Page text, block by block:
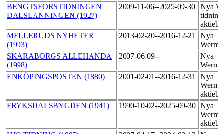
BENGTSFORSTIDNINGEN
DALSLÄNNINGEN (1927)
2009-11-06--2025-09-30
Nya
MELLERUDS NYHETER
(1993)
2013-02-20--2016-12-21
Nya
SKARABORGS ALLEHANDA
(1998)
2007-06-09--
Nya
ENKÖPINGSPOSTEN (1880)
2001-02-01--2016-12-31
Nya
FRYKSDALSBYGDEN (1941)
1990-10-02--2025-09-30 Nya